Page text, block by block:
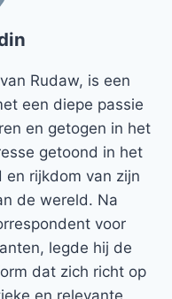
Rudaw, is een
een diepe passie
en getogen in het
getoond in het
en rijkdom van zijn
de wereld. Na
voor
legde hij de
dat zich richt op